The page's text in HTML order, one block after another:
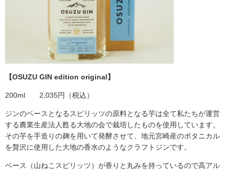
【OSUZU GIN edition original】
200ml 2,035円（税込）
ジンのベースとなるスピリッツの原料となる芋は全て私たちが運営
する農業生産法人甦る大地の会で栽培したものを使用しています。
その芋を手造りの麹を用いて発酵させて、地元宮崎産のボタニカル
を贅沢に使用した大地の香水のようなクラフトジンです。
ベース（山ねこスピリッツ）が香りと丸みを持っているので高アル